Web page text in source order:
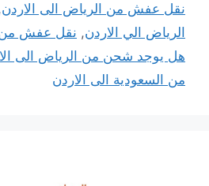
نقل عفش من الرياض الى الاردن
الرياض الي الاردن, نقل عفش من
هل يوجد شحن من الرياض الى
من السعودية الى الاردن